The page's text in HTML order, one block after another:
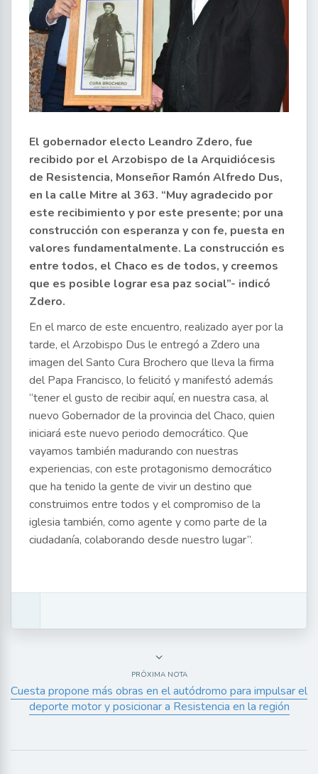
El gobernador electo Leandro Zdero, fue
recibido por el Arzobispo de la Arquidiócesis
de Resistencia, Monseñor Ramón Alfredo Dus,
en la calle Mitre al 363. “Muy agradecido por
este recibimiento y por este presente; por una
construcción con esperanza y con fe, puesta en
valores fundamentalmente. La construcción es
entre todos, el Chaco es de todos, y creemos
que es posible lograr esa paz social”- indicó
Zdero.
En el marco de este encuentro, realizado ayer por la
tarde, el Arzobispo Dus le entregó a Zdero una
imagen del Santo Cura Brochero que lleva la firma
del Papa Francisco, lo felicitó y manifestó además
“tener el gusto de recibir aquí, en nuestra casa, al
nuevo Gobernador de la provincia del Chaco, quien
iniciará este nuevo periodo democrático. Que
vayamos también madurando con nuestras
experiencias, con este protagonismo democrático
que ha tenido la gente de vivir un destino que
construimos entre todos y el compromiso de la
iglesia también, como agente y como parte de la
ciudadanía, colaborando desde nuestro lugar”.
PRÓXIMA NOTA
Cuesta propone más obras en el autódromo para impulsar el
deporte motor y posicionar a Resistencia en la región